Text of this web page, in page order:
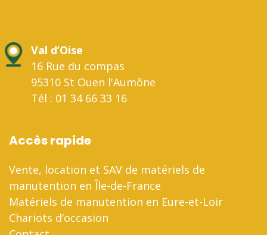
Val d’Oise
16 Rue du compas
95310 St Ouen l'Aumône
Tél : 01 34 66 33 16
Accès rapide
Vente, location et SAV de matériels de
manutention en Île-de-France
Matériels de manutention en Eure-et-Loir
Chariots d’occasion